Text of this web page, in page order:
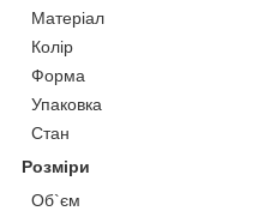
Матеріал
Колір
Форма
Упаковка
Стан
Розміри
Об`єм